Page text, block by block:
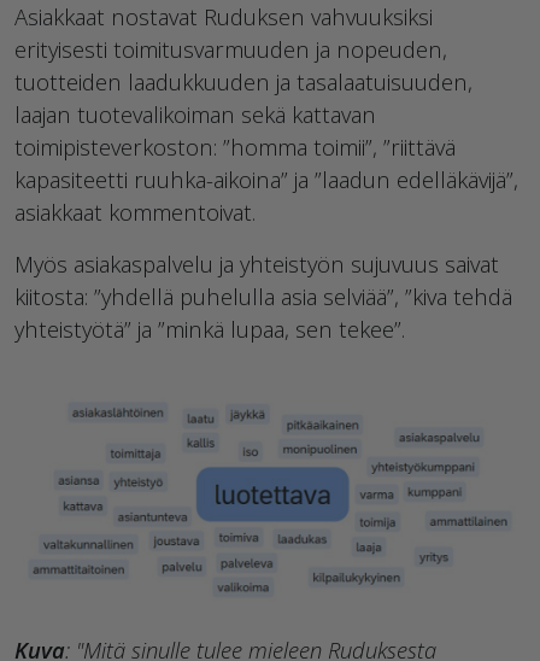
Asiakkaat nostavat Ruduksen vahvuuksiksi
erityisesti toimitusvarmuuden ja nopeuden,
tuotteiden laadukkuuden ja tasalaatuisuuden,
laajan tuotevalikoiman sekä kattavan
toimipisteverkoston: ”homma toimii”, ”riittävä
kapasiteetti ruuhka-aikoina” ja ”laadun edelläkävijä”,
asiakkaat kommentoivat.
Myös asiakaspalvelu ja yhteistyön sujuvuus saivat
kiitosta: ”yhdellä puhelulla asia selviää”, ”kiva tehdä
yhteistyötä” ja ”minkä lupaa, sen tekee”.
Kuva: "Mitä sinulle tulee mieleen Ruduksesta